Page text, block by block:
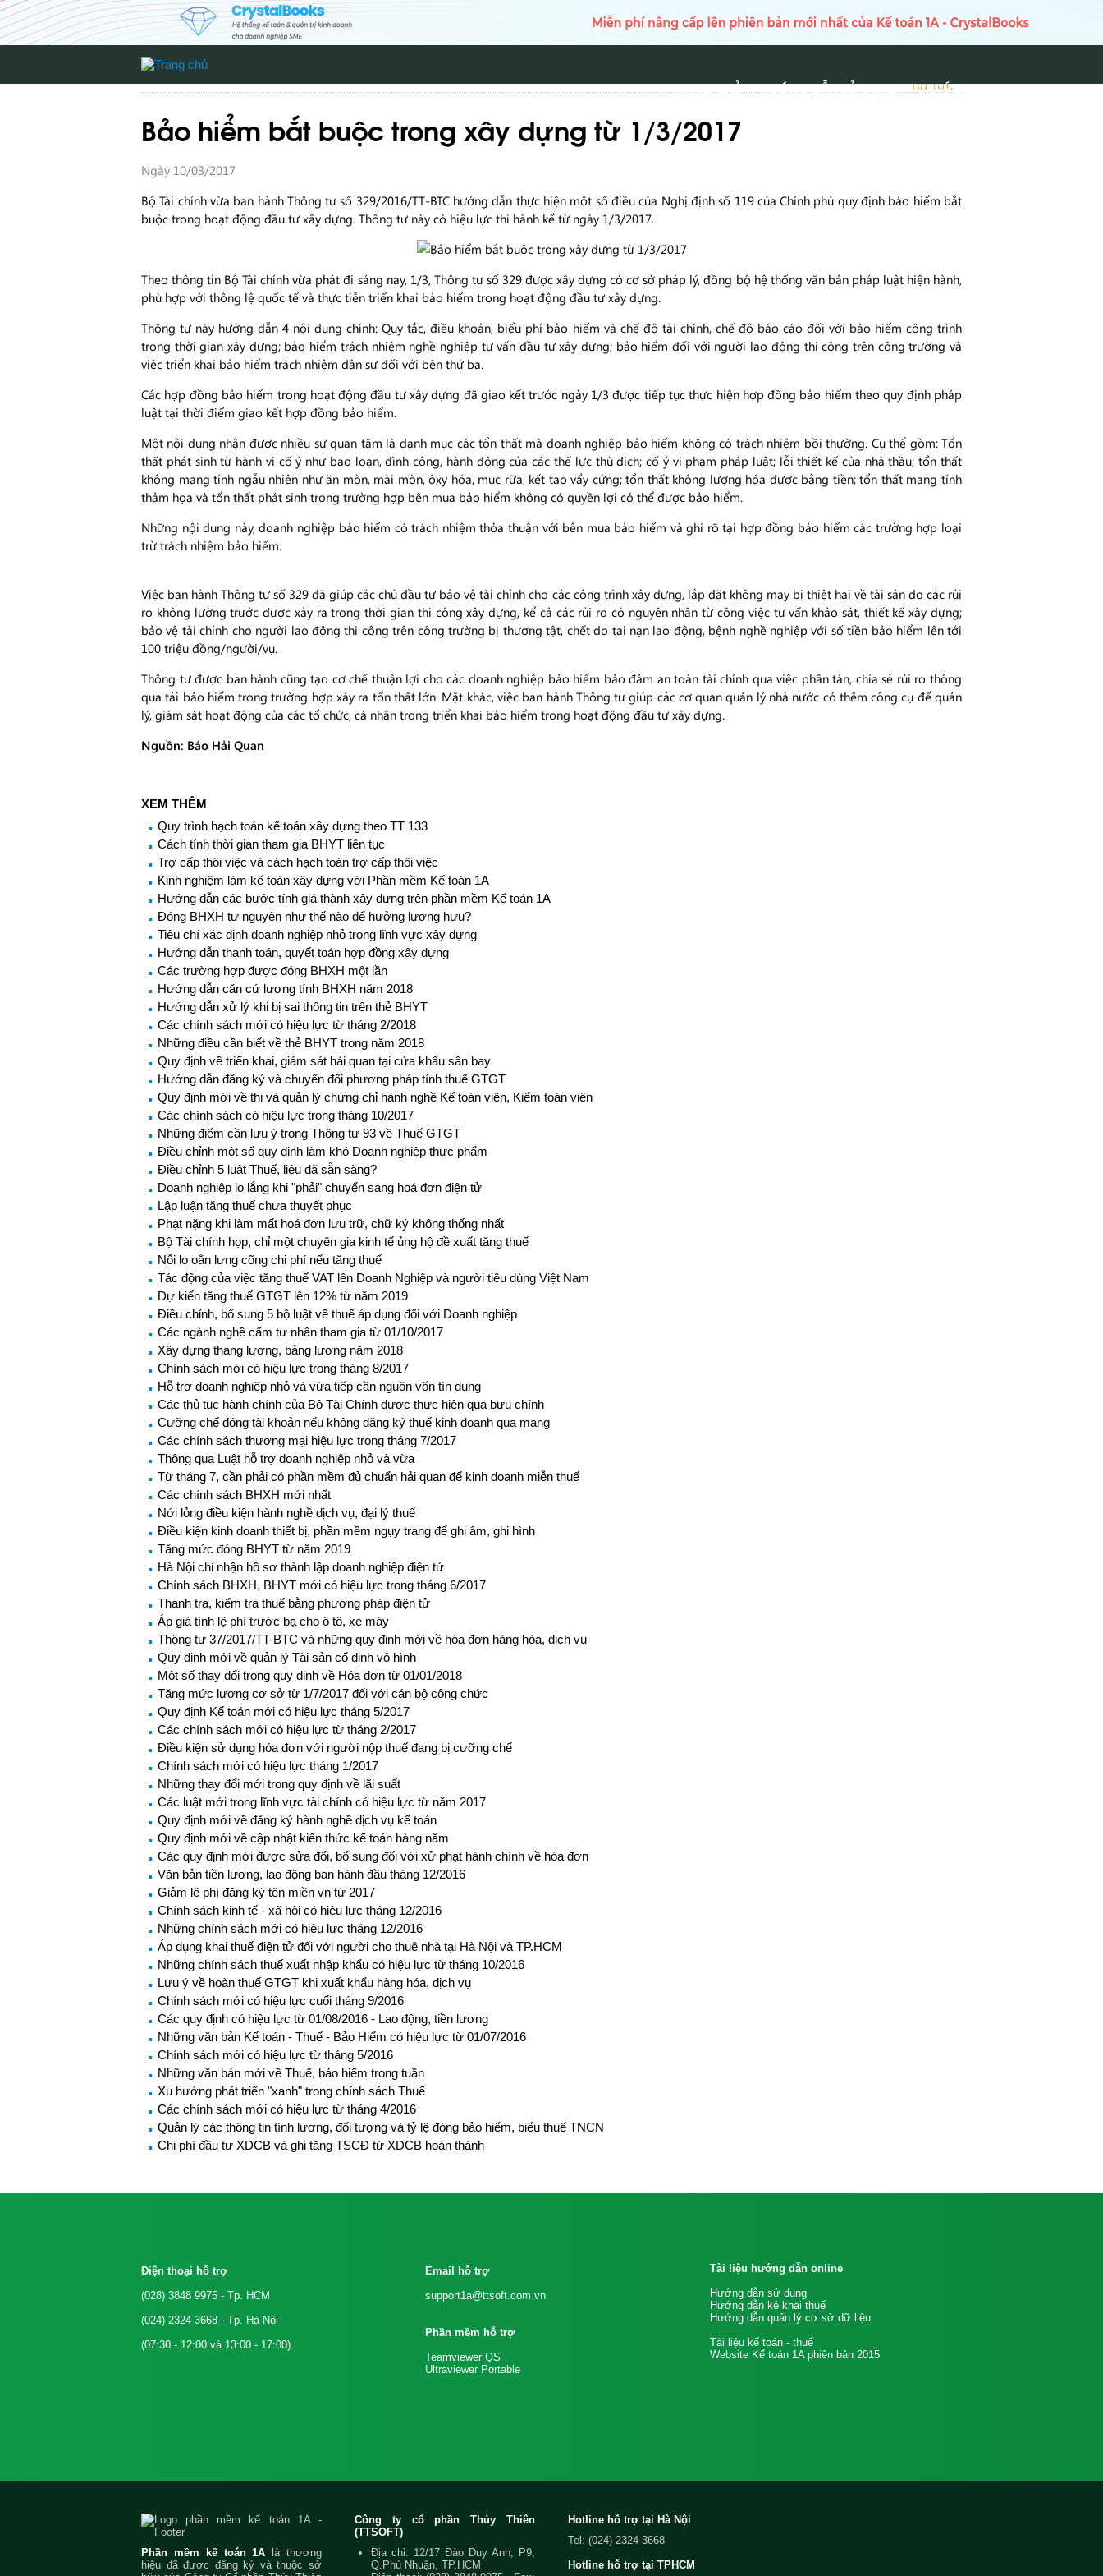
TRANG CHỦ HƯỚNG DẪN SỬ DỤNG TIN TỨC
TIN TỨC
Bảo hiểm bắt buộc trong xây dựng từ 1/3/2017
Ngày 10/03/2017
Bộ Tài chính vừa ban hành Thông tư số 329/2016/TT-BTC hướng dẫn thực hiện một số điều của Nghị định số 119 của Chính phủ quy định bảo hiểm bắt
buộc trong hoạt động đầu tư xây dựng. Thông tư này có hiệu lực thi hành kể từ ngày 1/3/2017.
Theo thông tin Bộ Tài chính vừa phát đi sáng nay, 1/3, Thông tư số 329 được xây dựng có cơ sở pháp lý, đồng bộ hệ thống văn bản pháp luật hiện hành,
phù hợp với thông lệ quốc tế và thực tiễn triển khai bảo hiểm trong hoạt động đầu tư xây dựng.
Thông tư này hướng dẫn 4 nội dung chính: Quy tắc, điều khoản, biểu phí bảo hiểm và chế độ tài chính, chế độ báo cáo đối với bảo hiểm công trình
trong thời gian xây dựng; bảo hiểm trách nhiệm nghề nghiệp tư vấn đầu tư xây dựng; bảo hiểm đối với người lao động thi công trên công trường và
việc triển khai bảo hiểm trách nhiệm dân sự đối với bên thứ ba.
Các hợp đồng bảo hiểm trong hoạt động đầu tư xây dựng đã giao kết trước ngày 1/3 được tiếp tục thực hiện hợp đồng bảo hiểm theo quy định pháp
luật tại thời điểm giao kết hợp đồng bảo hiểm.
Một nội dung nhận được nhiều sự quan tâm là danh mục các tổn thất mà doanh nghiệp bảo hiểm không có trách nhiệm bồi thường. Cụ thể gồm: Tổn
thất phát sinh từ hành vi cố ý như bạo loạn, đình công, hành động của các thế lực thù địch; cố ý vi phạm pháp luật; lỗi thiết kế của nhà thầu; tổn thất
không mang tính ngẫu nhiên như ăn mòn, mài mòn, ôxy hóa, mục rữa, kết tạo vẩy cứng; tổn thất không lượng hóa được bằng tiền; tổn thất mang tính
thảm họa và tổn thất phát sinh trong trường hợp bên mua bảo hiểm không có quyền lợi có thể được bảo hiểm.
Những nội dung này, doanh nghiệp bảo hiểm có trách nhiệm thỏa thuận với bên mua bảo hiểm và ghi rõ tại hợp đồng bảo hiểm các trường hợp loại
trừ trách nhiệm bảo hiểm.
Việc ban hành Thông tư số 329 đã giúp các chủ đầu tư bảo vệ tài chính cho các công trình xây dựng, lắp đặt không may bị thiệt hại về tài sản do các rủi
ro không lường trước được xảy ra trong thời gian thi công xây dựng, kể cả các rủi ro có nguyên nhân từ công việc tư vấn khảo sát, thiết kế xây dựng;
bảo vệ tài chính cho người lao động thi công trên công trường bị thương tật, chết do tai nạn lao động, bệnh nghề nghiệp với số tiền bảo hiểm lên tới
100 triệu đồng/người/vụ.
Thông tư được ban hành cũng tạo cơ chế thuận lợi cho các doanh nghiệp bảo hiểm bảo đảm an toàn tài chính qua việc phân tán, chia sẻ rủi ro thông
qua tái bảo hiểm trong trường hợp xảy ra tổn thất lớn. Mặt khác, việc ban hành Thông tư giúp các cơ quan quản lý nhà nước có thêm công cụ để quản
lý, giám sát hoạt động của các tổ chức, cá nhân trong triển khai bảo hiểm trong hoạt động đầu tư xây dựng.
Nguồn: Báo Hải Quan
XEM THÊM
Quy trình hạch toán kế toán xây dựng theo TT 133
Cách tính thời gian tham gia BHYT liên tục
Trợ cấp thôi việc và cách hạch toán trợ cấp thôi việc
Kinh nghiệm làm kế toán xây dựng với Phần mềm Kế toán 1A
Hướng dẫn các bước tính giá thành xây dựng trên phần mềm Kế toán 1A
Đóng BHXH tự nguyện như thế nào để hưởng lương hưu?
Tiêu chí xác định doanh nghiệp nhỏ trong lĩnh vực xây dựng
Hướng dẫn thanh toán, quyết toán hợp đồng xây dựng
Các trường hợp được đóng BHXH một lần
Hướng dẫn căn cứ lương tính BHXH năm 2018
Hướng dẫn xử lý khi bị sai thông tin trên thẻ BHYT
Các chính sách mới có hiệu lực từ tháng 2/2018
Những điều cần biết về thẻ BHYT trong năm 2018
Quy định về triển khai, giám sát hải quan tại cửa khẩu sân bay
Hướng dẫn đăng ký và chuyển đổi phương pháp tính thuế GTGT
Quy định mới về thi và quản lý chứng chỉ hành nghề Kế toán viên, Kiểm toán viên
Các chính sách có hiệu lực trong tháng 10/2017
Những điểm cần lưu ý trong Thông tư 93 về Thuế GTGT
Điều chỉnh một số quy định làm khó Doanh nghiệp thực phẩm
Điều chỉnh 5 luật Thuế, liệu đã sẵn sàng?
Doanh nghiệp lo lắng khi "phải" chuyển sang hoá đơn điện tử
Lập luận tăng thuế chưa thuyết phục
Phạt nặng khi làm mất hoá đơn lưu trữ, chữ ký không thống nhất
Bộ Tài chính họp, chỉ một chuyên gia kinh tế ủng hộ đề xuất tăng thuế
Nỗi lo oằn lưng cõng chi phí nếu tăng thuế
Tác động của việc tăng thuế VAT lên Doanh Nghiệp và người tiêu dùng Việt Nam
Dự kiến tăng thuế GTGT lên 12% từ năm 2019
Điều chỉnh, bổ sung 5 bộ luật về thuế áp dụng đối với Doanh nghiệp
Các ngành nghề cấm tư nhân tham gia từ 01/10/2017
Xây dựng thang lương, bảng lương năm 2018
Chính sách mới có hiệu lực trong tháng 8/2017
Hỗ trợ doanh nghiệp nhỏ và vừa tiếp cần nguồn vốn tín dụng
Các thủ tục hành chính của Bộ Tài Chính được thực hiện qua bưu chính
Cưỡng chế đóng tài khoản nếu không đăng ký thuế kinh doanh qua mạng
Các chính sách thương mại hiệu lực trong tháng 7/2017
Thông qua Luật hỗ trợ doanh nghiệp nhỏ và vừa
Từ tháng 7, cần phải có phần mềm đủ chuẩn hải quan để kinh doanh miễn thuế
Các chính sách BHXH mới nhất
Nới lỏng điều kiện hành nghề dịch vụ, đại lý thuế
Điều kiện kinh doanh thiết bị, phần mềm ngụy trang để ghi âm, ghi hình
Tăng mức đóng BHYT từ năm 2019
Hà Nội chỉ nhận hồ sơ thành lập doanh nghiệp điện tử
Chính sách BHXH, BHYT mới có hiệu lực trong tháng 6/2017
Thanh tra, kiểm tra thuế bằng phương pháp điện tử
Áp giá tính lệ phí trước bạ cho ô tô, xe máy
Thông tư 37/2017/TT-BTC và những quy định mới về hóa đơn hàng hóa, dịch vụ
Quy định mới về quản lý Tài sản cố định vô hình
Một số thay đổi trong quy định về Hóa đơn từ 01/01/2018
Tăng mức lương cơ sở từ 1/7/2017 đối với cán bộ công chức
Quy định Kế toán mới có hiệu lực tháng 5/2017
Các chính sách mới có hiệu lực từ tháng 2/2017
Điều kiện sử dụng hóa đơn với người nộp thuế đang bị cưỡng chế
Chính sách mới có hiệu lực tháng 1/2017
Những thay đổi mới trong quy định về lãi suất
Các luật mới trong lĩnh vực tài chính có hiệu lực từ năm 2017
Quy định mới về đăng ký hành nghề dịch vụ kế toán
Quy định mới về cập nhật kiến thức kế toán hàng năm
Các quy định mới được sửa đổi, bổ sung đối với xử phạt hành chính về hóa đơn
Văn bản tiền lương, lao động ban hành đầu tháng 12/2016
Giảm lệ phí đăng ký tên miền vn từ 2017
Chính sách kinh tế - xã hội có hiệu lực tháng 12/2016
Những chính sách mới có hiệu lực tháng 12/2016
Áp dụng khai thuế điện tử đối với người cho thuê nhà tại Hà Nội và TP.HCM
Những chính sách thuế xuất nhập khẩu có hiệu lực từ tháng 10/2016
Lưu ý về hoàn thuế GTGT khi xuất khẩu hàng hóa, dịch vụ
Chính sách mới có hiệu lực cuối tháng 9/2016
Các quy định có hiệu lực từ 01/08/2016 - Lao động, tiền lương
Những văn bản Kế toán - Thuế - Bảo Hiểm có hiệu lực từ 01/07/2016
Chính sách mới có hiệu lực từ tháng 5/2016
Những văn bản mới về Thuế, bảo hiểm trong tuần
Xu hướng phát triển "xanh" trong chính sách Thuế
Các chính sách mới có hiệu lực từ tháng 4/2016
Quản lý các thông tin tính lương, đối tượng và tỷ lệ đóng bảo hiểm, biểu thuế TNCN
Chi phí đầu tư XDCB và ghi tăng TSCĐ từ XDCB hoàn thành
Điện thoại hỗ trợ
(028) 3848 9975 - Tp. HCM
(024) 2324 3668 - Tp. Hà Nội
(07:30 - 12:00 và 13:00 - 17:00)
Email hỗ trợ
support1a@ttsoft.com.vn
Phần mềm hỗ trợ
Teamviewer QS
Ultraviewer Portable
Tài liệu hướng dẫn online
Hướng dẫn sử dụng
Hướng dẫn kê khai thuế
Hướng dẫn quản lý cơ sở dữ liệu
Tài liệu kế toán - thuế
Website Kế toán 1A phiên bản 2015
Phần mềm kế toán 1A là thương
hiệu đã được đăng ký và thuộc sở
Công ty cổ phần Thủy Thiên
(TTSOFT)
Địa chỉ: 12/17 Đào Duy Anh, P9,
Q.Phú Nhuận, TP.HCM
Hotline hỗ trợ tại Hà Nội
Tel: (024) 2324 3668
Hotline hỗ trợ tại TPHCM